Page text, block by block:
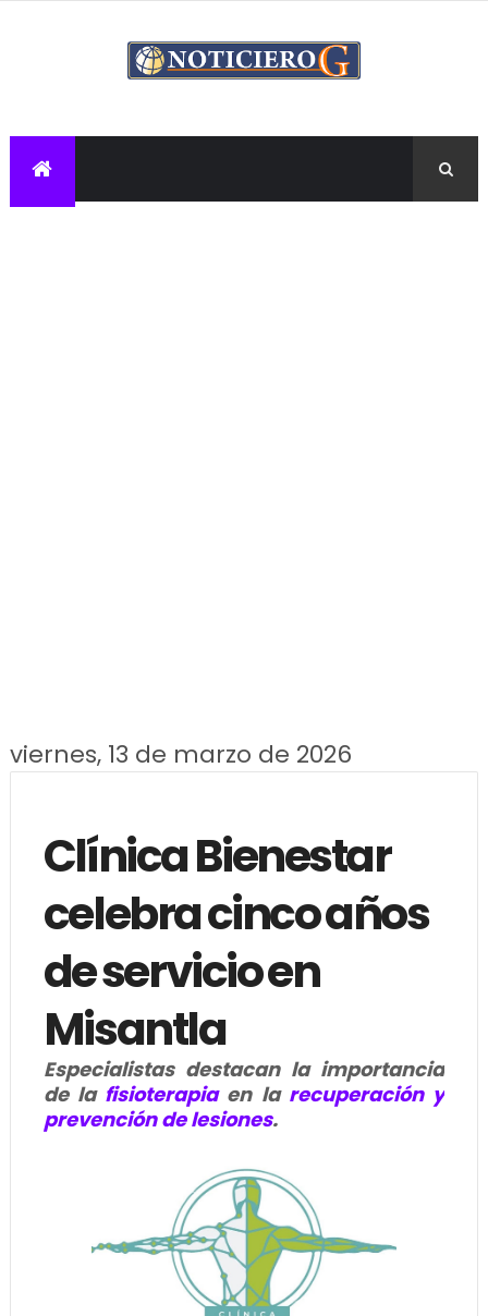
viernes, 13 de marzo de 2026
Clínica Bienestar
celebra cinco años
de servicio en
Misantla
Especialistas destacan la importancia
de la fisioterapiaen la recuperación y
prevención de lesiones.